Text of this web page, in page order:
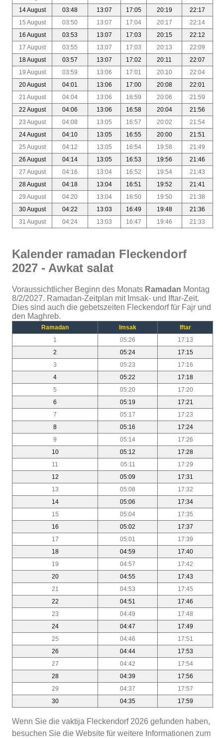
14 August
03:48 13:07 17:05 20:19
22:17
15 August
03:50 13:07 17:04 20:17
22:14
16 August
03:53 13:07 17:03 20:15
22:12
17 August
03:55 13:07 17:03 20:13
22:09
18 August
03:57 13:07 17:02 20:11
22:07
19 August
03:59 13:06 17:01 20:10
22:04
20 August
04:01 13:06 17:00 20:08
22:01
21 August
04:04 13:06 16:59 20:06
21:59
22 August
04:06 13:06 16:58 20:04
21:56
23 August
04:08 13:05 16:57 20:02
21:54
24 August
04:10 13:05 16:55 20:00
21:51
25 August
04:12 13:05 16:54 19:58
21:49
26 August
04:14 13:05 16:53 19:56
21:46
27 August
04:16 13:04 16:52 19:54
21:43
28 August
04:18 13:04 16:51 19:52
21:41
29 August
04:20 13:04 16:50 19:50
21:38
30 August
04:22 13:03 16:49 19:48
21:36
31 August
04:24 13:03 16:47 19:46 21:33
Kalender ramadan Fleckendorf
2027 - Awkat salat
Voraussichtlicher Beginn des Monats Ramadan Montag
8/2/2027. Ramadan-Zeitplan mit Imsak- und Iftar-Zeit.
Dies sind auch die gebetszeiten Fleckendorf für Fajr und
den Maghreb.
Ramadan Imsak
Iftar
1
05:26
17:13
2
05:24
17:15
3
05:23
17:16
4
05:22
17:18
5
05:20
17:20
6
05:19
17:21
7
05:17
17:23
8
05:16
17:24
9
05:14
17:26
10
05:12
17:28
11
05:11
17:29
12
05:09
17:31
13
05:08
17:32
14
05:06
17:34
15
05:04
17:35
16
05:02
17:37
17
05:01
17:39
18
04:59
17:40
19
04:57
17:42
20
04:55
17:43
21
04:53
17:45
22
04:51
17:46
23
04:49
17:48
24
04:47
17:49
25
04:46
17:51
26
04:44
17:53
27
04:42
17:54
28
04:39
17:56
29
04:37
17:57
30
04:35 17:59
Wenn Sie die vaktija Fleckendorf 2026 gefunden haben,
besuchen Sie die Website für weitere Informationen zum